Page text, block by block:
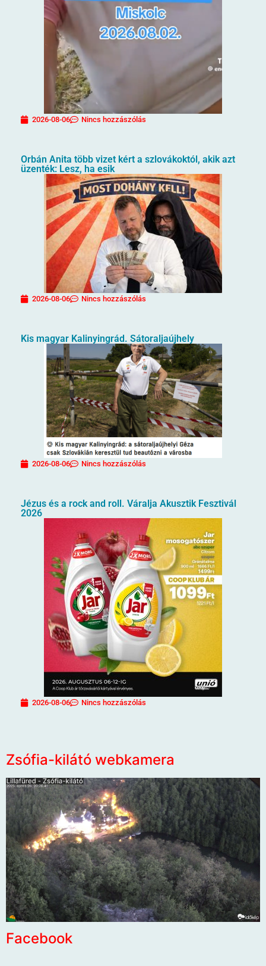
2026-08-06 Nincs hozzászólás
Orbán Anita több vizet kért a szlovákoktól, akik azt
üzenték: Lesz, ha esik
2026-08-06 Nincs hozzászólás
Kis magyar Kalinyingrád. Sátoraljaújhely
2026-08-06 Nincs hozzászólás
Jézus és a rock and roll. Váralja Akusztik Fesztivál
2026
2026-08-06 Nincs hozzászólás
Zsófia-kilátó webkamera
Facebook